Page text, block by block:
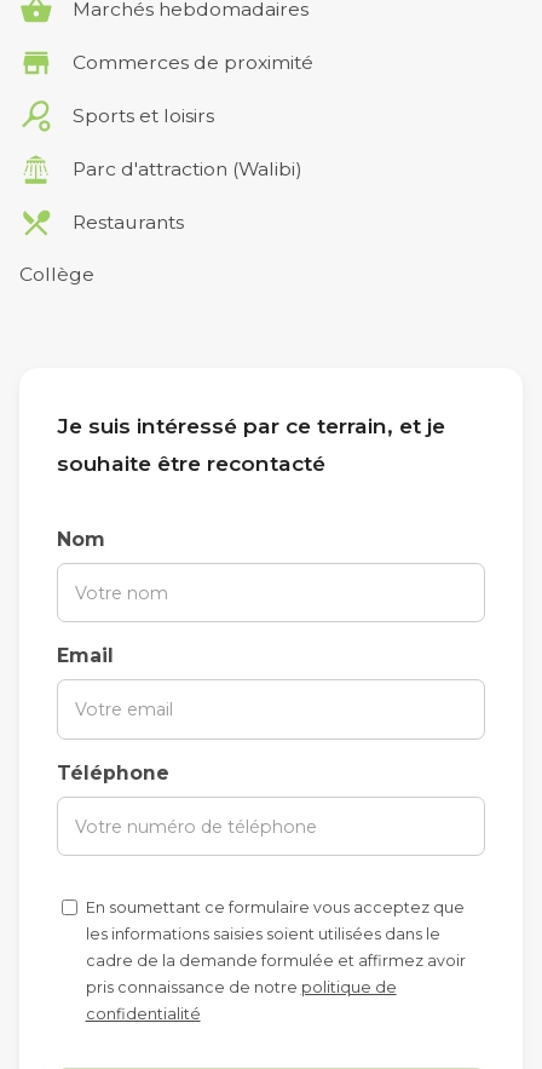
Marchés hebdomadaires
Commerces de proximité
Sports et loisirs
Parc d'attraction (Walibi)
Restaurants
Collège
Je suis intéressé par ce terrain, et je
souhaite être recontacté
Nom
Email
Téléphone
En soumettant ce formulaire vous acceptez que
les informations saisies soient utilisées dans le
cadre de la demande formulée et affirmez avoir
pris connaissance de notre politique de
confidentialité